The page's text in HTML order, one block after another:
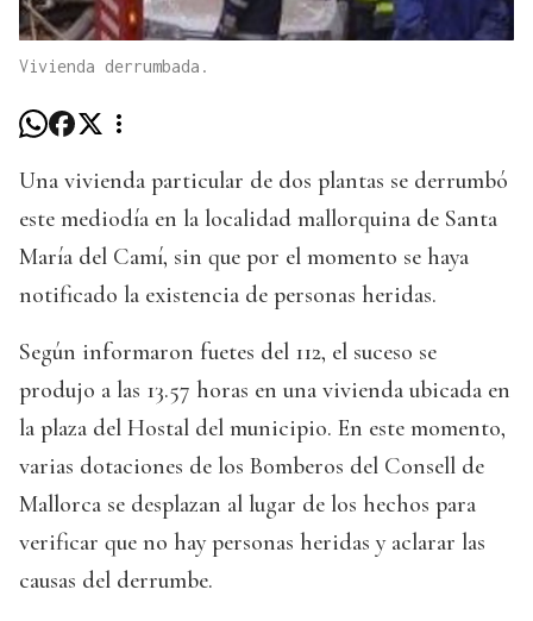
Vivienda derrumbada.
Una vivienda particular de dos plantas se derrumbó
este mediodía en la localidad mallorquina de Santa
María del Camí, sin que por el momento se haya
notificado la existencia de personas heridas.
Según informaron fuetes del 112, el suceso se
produjo a las 13.57 horas en una vivienda ubicada en
la plaza del Hostal del municipio. En este momento,
varias dotaciones de los Bomberos del Consell de
Mallorca se desplazan al lugar de los hechos para
verificar que no hay personas heridas y aclarar las
causas del derrumbe.